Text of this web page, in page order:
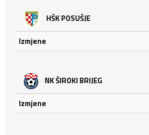
HŠK POSUŠJE
Izmjene
NK ŠIROKI BRIJEG
Izmjene